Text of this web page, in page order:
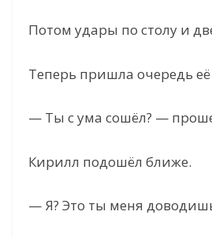
Потом удары по столу и
Теперь пришла очередь
— Ты с ума сошёл? —
Кирилл подошёл ближе.
— Я? Это ты меня